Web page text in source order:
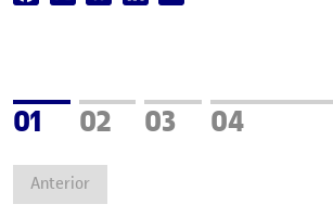
Anterior
Página
01 Página
02 Página
03 Página
04